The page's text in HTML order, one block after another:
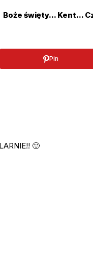
Boże święty... Kent...
Pin
🙂